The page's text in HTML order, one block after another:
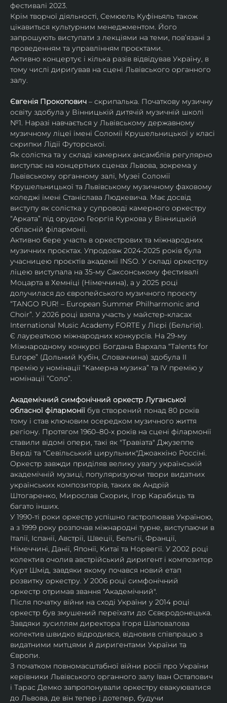
фестивалі 2023.
Крім творчої діяльності, Семюель Куфіньяль також
цікавиться культурним менеджментом. Його
запрошують виступати з лекціями на теми, пов’язані з
проведенням та управлінням проєктами.
Активно концертує і кілька разів відвідував Україну, в
тому числі дириґував на сцені Львівського органного
залу.
Євгенія Прокопович – скрипалька. Початкову музичну
освіту здобула у Вінницькій дитячій музичній школі
№1. Наразі навчається у Львівському державному
музичному ліцеї імені Соломії Крушельницької у класі
скрипки Лідії Футорської.
Як солістка та у складі камерних ансамблів регулярно
виступає на концертних сценах Львова, зокрема у
Львівському органному залі, Музеї Соломії
Крушельницької та Львівському музичному фаховому
коледжі імені Станіслава Людкевича. Має досвід
виступу як солістка у супроводі камерного оркестру
“Арката” під орудою Георгія Куркова у Вінницькій
обласній філармонії.
Активно бере участь в оркестрових та міжнародних
музичних проєктах. Упродовж 2024-2025 років була
учасницею проєктів академії INSO. У складі оркестру
ліцею виступала на 35-му Саксонському фестивалі
Моцарта в Хемніці (Німеччина), а у 2025 році
долучилася до європейського музичного проєкту
“TANGO PUR! – European Summer Philharmonic and
Choir”. У 2026 році взяла участь у майстер-класах
International Music Academy FORTE у Лієрі (Бельгія).
Є лауреаткою міжнародних конкурсів. На 29-му
Міжнародному конкурсі Богдана Вархала “Talents for
Europe” (Дольний Кубін, Словаччина) здобула ІІ
премію у номінації “Камерна музика” та IV премію у
номінації “Соло”.
Академічний симфонічний оркестр Луганської
обласної філармонії був створений понад 80 років
тому і став ключовим осередком музичного життя
регіону. Протягом 1960–80-х років на сцені філармонії
ставили відомі опери, такі як "Травіата" Джузеппе
Верді та "Севільський цирульник"Джоаккіно Россіні.
Оркестр завжди приділяв велику увагу українській
академічній музиці, популяризуючи твори видатних
українських композиторів, таких як Андрій
Штогаренко, Мирослав Скорик, Ігор Карабиць та
багато інших.
У 1990-ті роки оркестр успішно гастролював Україною,
а з 1999 року розпочав міжнародні турне, виступаючи в
Італії, Іспанії, Австрії, Швеції, Бельгії, Франції,
Німеччині, Данії, Японії, Китаї та Норвегії. У 2002 році
колектив очолив австрійський диригент і композитор
Курт Шмід, завдяки якому почався новий етап
розвитку оркестру. У 2006 році симфонічний
оркестр отримав звання "Академічний".
Після початку війни на сході України у 2014 році
оркестр був змушений переїхати до Сєвєродонецька.
Завдяки зусиллям директора Ігоря Шаповалова
колектив швидко відродився, відновив співпрацю з
видатними митцями й диригентами України та
Європи.
З початком повномасштабної війни росії про України
керівники Львівського органного залу Іван Остапович
і Тарас Демко запропонували оркестру евакуюватися
до Львова, де він тепер і дотепер, будучи